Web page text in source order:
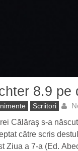
8.9 pe
Scriitori
Călăraş s-a
către scris
Ziua a 7-a (Ed.